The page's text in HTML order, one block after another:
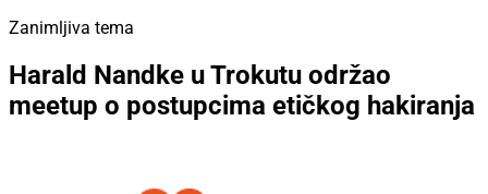
Zanimljiva tema
Harald Nandke u Trokutu održao
meetup o postupcima etičkog hakiranja